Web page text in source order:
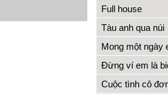
Full house
Tàu anh qua núi
Mong một ngày
Đừng ví em là
Cuộc tình cô